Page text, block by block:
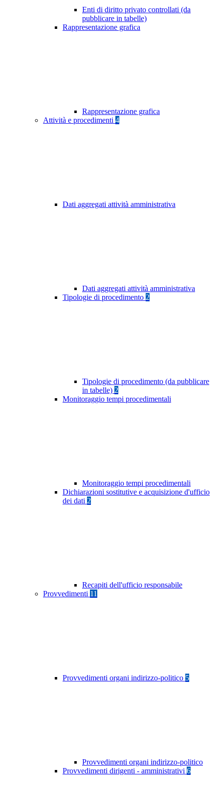
Enti di diritto privato controllati (da
pubblicare in tabelle)
Rappresentazione grafica
Rappresentazione grafica
Attività e procedimenti 4
Dati aggregati attività amministrativa
Dati aggregati attività amministrativa
Tipologie di procedimento 2
Tipologie di procedimento (da pubblicare
in tabelle) 2
Monitoraggio tempi procedimentali
Monitoraggio tempi procedimentali
Dichiarazioni sostitutive e acquisizione d'ufficio
dei dati 2
Recapiti dell'ufficio responsabile
Provvedimenti 11
Provvedimenti organi indirizzo-politico 5
Provvedimenti organi indirizzo-politico
Provvedimenti dirigenti - amministrativi 6